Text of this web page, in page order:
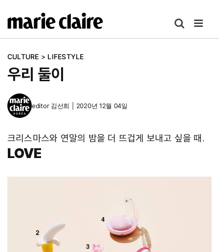
텐
건CULTURE > LIFESTYLE
우리 둘이
editor 김선희 2020년 12월 04일
크리스마스와 연말의 밤을 더 뜨겁게 보내고 싶을 때.
LOVE